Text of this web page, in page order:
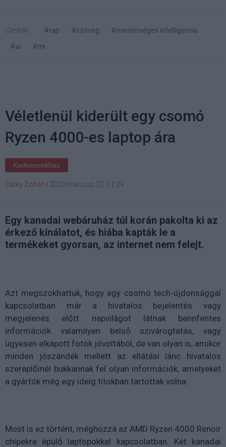
Címkék: #rap #szöveg
#mesterséges intelligencia
#ai
#mi
Véletlenül kiderült egy csomó
Ryzen 4000-es laptop ára
Kedvencekhez
Bátky Zoltán 2020 március 12. 11:29
Egy kanadai webáruház túl korán pakolta ki az
érkező kínálatot, és hiába kapták le a
termékeket gyorsan, az internet nem felejt.
Azt megszokhattuk, hogy egy csomó tech-újdonsággal
kapcsolatban már a hivatalos bejelentés vagy
megjelenés előtt napvilágot látnak bennfentes
információk valamilyen belső szivárogtatás, vagy
ügyesen elkapott fotók jóvoltából, de van olyan is, amikor
minden jószándék mellett az ellátási lánc hivatalos
szereplőinél bukkannak fel olyan információk, amelyeket
a gyártók még egy ideig titokban tartottak volna.
Most is ez történt, méghozzá az AMD Ryzen 4000 Renoir
chipekre épülő laptopokkal kapcsolatban. Két kanadai